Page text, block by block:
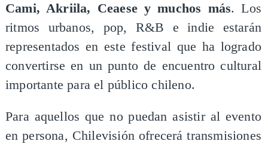
Cami, Akriila, Ceaese y muchos más. Los
ritmos urbanos, pop, R&B e indie estarán
representados en este festival que ha logrado
convertirse en un punto de encuentro cultural
importante para el público chileno.
Para aquellos que no puedan asistir al evento
en persona, Chilevisión ofrecerá transmisiones